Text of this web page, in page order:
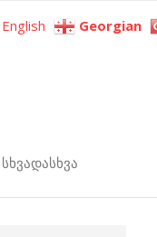
სხვადასხვა
English Georgian